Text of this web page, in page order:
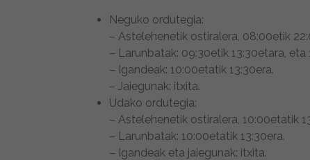
Neguko ordutegia:
– Astelehenetik ostiralera, 08:00etik
– Larunbatak: 09:30etik 13:30etara, eta
– Igandeak: 10:00etatik 13:30era.
– Jaiegunak: itxita.
Udako ordutegia:
– Astelehenetik ostiralera, 10:00etatik
– Larunbatak: 10:00etatik 13:30era.
– Igandeak eta jaiegunak: itxita.